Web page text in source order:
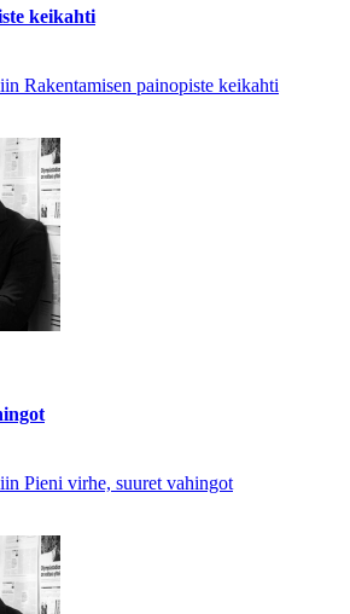
keikahti
Rakentamisen painopiste keikahti
Pieni virhe, suuret vahingot